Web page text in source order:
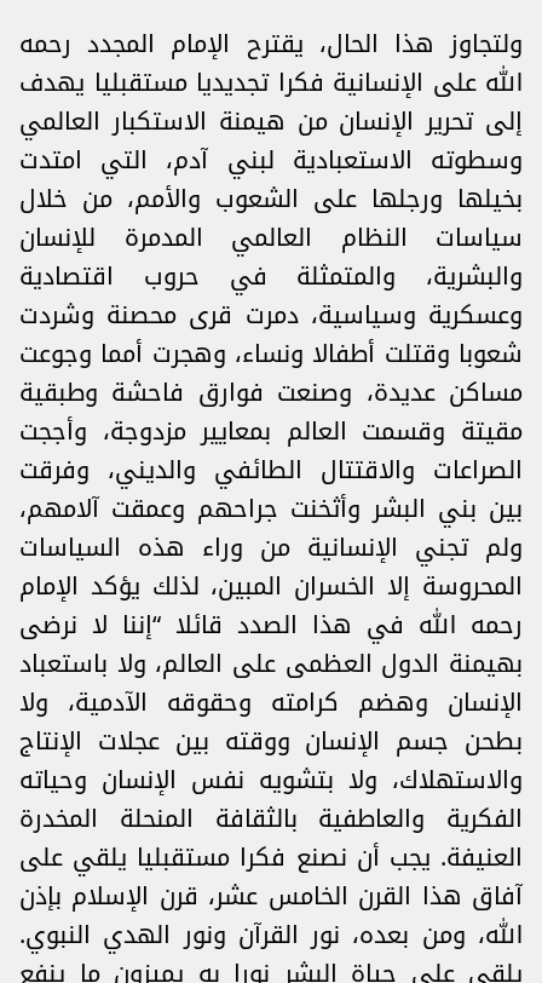
ولتجاوز هذا الحال، يقترح الإمام المجدد رحمه
الله على الإنسانية فكرا تجديديا مستقبليا يهدف
إلى تحرير الإنسان من هيمنة الاستكبار العالمي
وسطوته الاستعبادية لبني آدم، التي امتدت
بخيلها ورجلها على الشعوب والأمم، من خلال
سياسات النظام العالمي المدمرة للإنسان
والبشرية، والمتمثلة في حروب اقتصادية
وعسكرية وسياسية، دمرت قرى محصنة وشردت
شعوبا وقتلت أطفالا ونساء، وهجرت أمما وجوعت
مساكن عديدة، وصنعت فوارق فاحشة وطبقية
مقيتة وقسمت العالم بمعايير مزدوجة، وأججت
الصراعات والاقتتال الطائفي والديني، وفرقت
بين بني البشر وأثخنت جراحهم وعمقت آلامهم،
ولم تجني الإنسانية من وراء هذه السياسات
المحروسة إلا الخسران المبين، لذلك يؤكد الإمام
رحمه الله في هذا الصدد قائلا “إننا لا نرضى
بهيمنة الدول العظمى على العالم، ولا باستعباد
الإنسان وهضم كرامته وحقوقه الآدمية، ولا
بطحن جسم الإنسان ووقته بين عجلات الإنتاج
والاستهلاك، ولا بتشويه نفس الإنسان وحياته
الفكرية والعاطفية بالثقافة المنحلة المخدرة
العنيفة. يجب أن نصنع فكرا مستقبليا يلقي على
آفاق هذا القرن الخامس عشر، قرن الإسلام بإذن
الله، ومن بعده، نور القرآن ونور الهدي النبوي.
يلقي على حياة البشر نورا به يميزون ما ينفع